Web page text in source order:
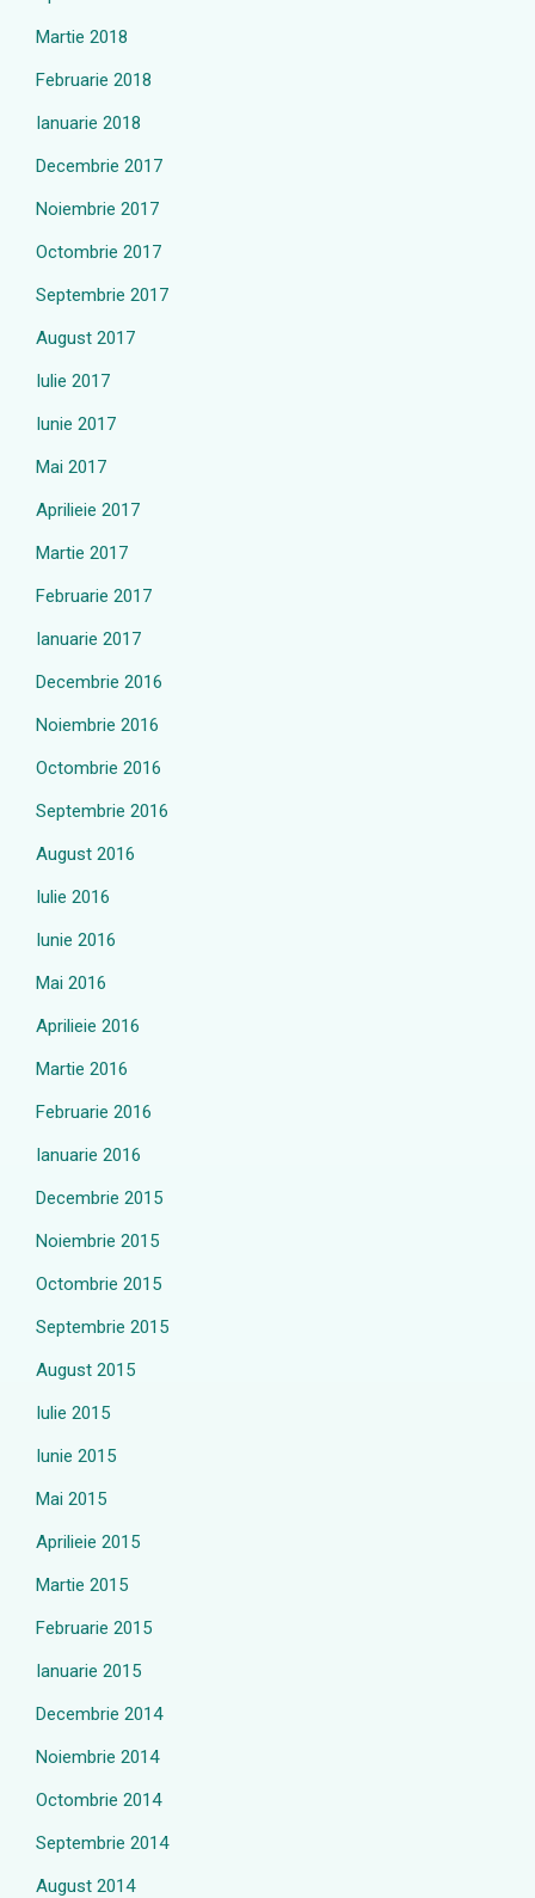
Martie 2018
Februarie 2018
Ianuarie 2018
Decembrie 2017
Noiembrie 2017
Octombrie 2017
Septembrie 2017
August 2017
Iulie 2017
Iunie 2017
Mai 2017
Aprilieie 2017
Martie 2017
Februarie 2017
Ianuarie 2017
Decembrie 2016
Noiembrie 2016
Octombrie 2016
Septembrie 2016
August 2016
Iulie 2016
Iunie 2016
Mai 2016
Aprilieie 2016
Martie 2016
Februarie 2016
Ianuarie 2016
Decembrie 2015
Noiembrie 2015
Octombrie 2015
Septembrie 2015
August 2015
Iulie 2015
Iunie 2015
Mai 2015
Aprilieie 2015
Martie 2015
Februarie 2015
Ianuarie 2015
Decembrie 2014
Noiembrie 2014
Octombrie 2014
Septembrie 2014
August 2014